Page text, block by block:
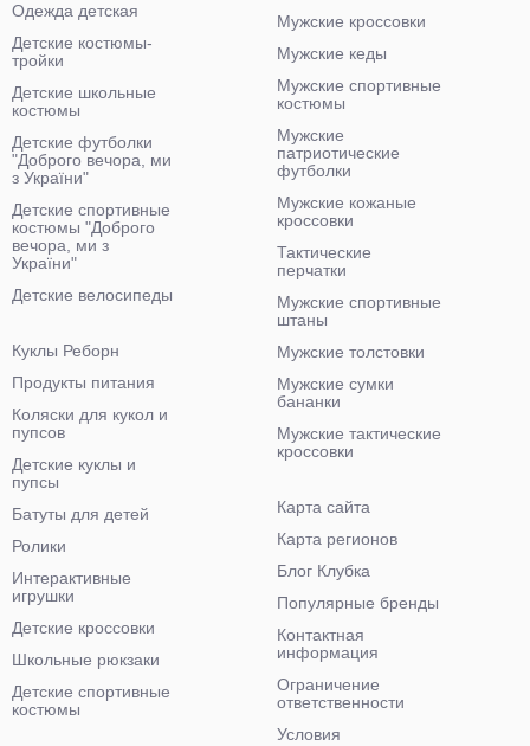
Одежда детская
Детские костюмы-
тройки
Детские школьные
костюмы
Детские футболки
"Доброго вечора, ми
з України"
Детские спортивные
костюмы "Доброго
вечора, ми з
України"
Детские велосипеды
Мужские кроссовки
Мужские кеды
Мужские спортивные
костюмы
Мужские
патриотические
футболки
Мужские кожаные
кроссовки
Тактические
перчатки
Мужские спортивные
штаны
Мужские толстовки
Мужские сумки
бананки
Мужские тактические
кроссовки
Куклы Реборн
Продукты питания
Коляски для кукол и
пупсов
Детские куклы и
пупсы
Батуты для детей
Ролики
Интерактивные
игрушки
Детские кроссовки
Школьные рюкзаки
Детские спортивные
костюмы
Карта сайта
Карта регионов
Блог Клубка
Популярные бренды
Контактная
информация
Ограничение
ответственности
Условия